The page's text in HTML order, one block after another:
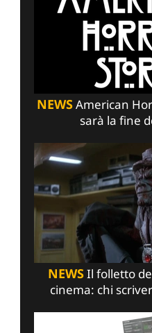
NEWSAmerican
sarà la fine
NEWSIl folletto
cinema: chi